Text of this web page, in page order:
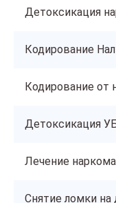
Детоксикация
Кодирование
Кодирование от
Детоксикация
Лечение
Снятие ломки на